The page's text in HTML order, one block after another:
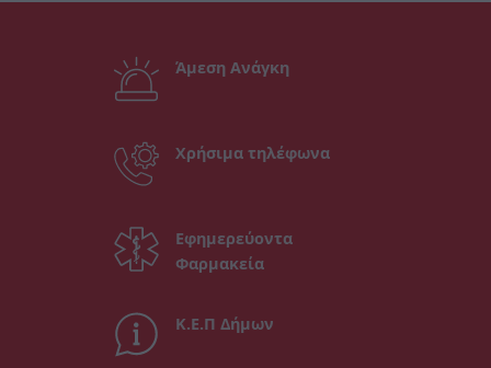
Άμεση Ανάγκη
Χρήσιμα τηλέφωνα
Εφημερεύοντα
Φαρμακεία
Κ.Ε.Π Δήμων